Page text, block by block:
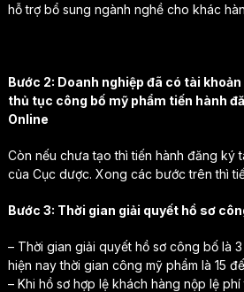
hỗ trợ bổ sung ngành nghề cho khác
Bước 2: Doanh nghiệp đã có tài
thủ tục công bố mỹ phẩm tiến hành
Online
Còn nếu chưa tạo thì tiến hành đăng ký
của Cục dược. Xong các bước trên thì
Bước 3: Thời gian giải quyết hồ sơ
– Thời gian giải quyết hồ sơ công bố là
hiện nay thời gian công mỹ phẩm là 15
– Khi hồ sơ hợp lệ khách hàng nộp lệ